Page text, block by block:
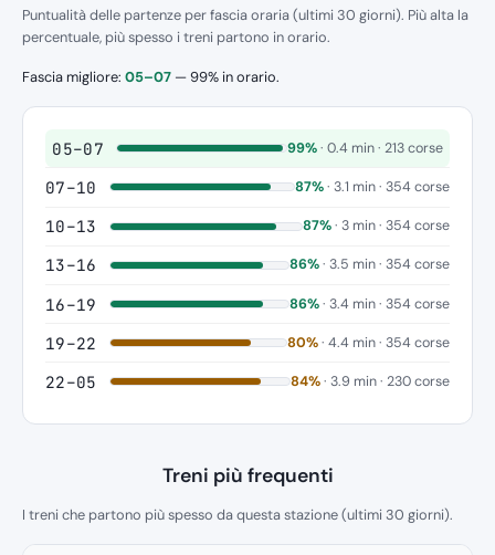
Puntualità delle partenze per fascia oraria (ultimi 30 giorni). Più alta la
percentuale, più spesso i treni partono in orario.
Fascia migliore: 05–07 — 99% in orario.
05–07 99% · 0.4 min · 213 corse
07–10 87%· 3.1 min · 354 corse
10–13 87%· 3 min · 354 corse
13–16 86%· 3.5 min · 354 corse
16–19 86%· 3.4 min · 354 corse
19–22 80%· 4.4 min · 354 corse
22–05 84%· 3.9 min · 230 corse
Treni più frequenti
I treni che partono più spesso da questa stazione (ultimi 30 giorni).